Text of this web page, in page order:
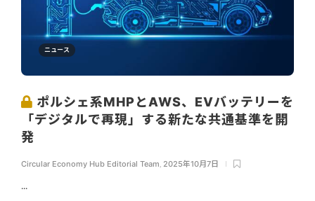
ニュース
ポルシェ系MHPとAWS、EVバッテリーを
「デジタルで再現」する新たな共通基準を開
発
Circular Economy Hub Editorial Team, 2025年10月7日
...